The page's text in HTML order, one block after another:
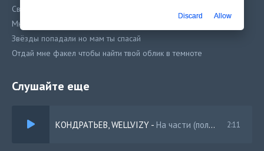
Свет из машин освещали мой мир
Мне без неё было трудно представить
Звёзды попадали но мам ты спасай
Отдай мне факел чтобы найти твой облик в темноте
Слушайте еще
КОНДРАТЬЕВ, WELLVIZY - На части (полная версия) 2:11
Discard Allow